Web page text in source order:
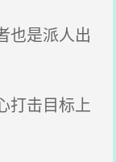
也是派人出
打击目标上